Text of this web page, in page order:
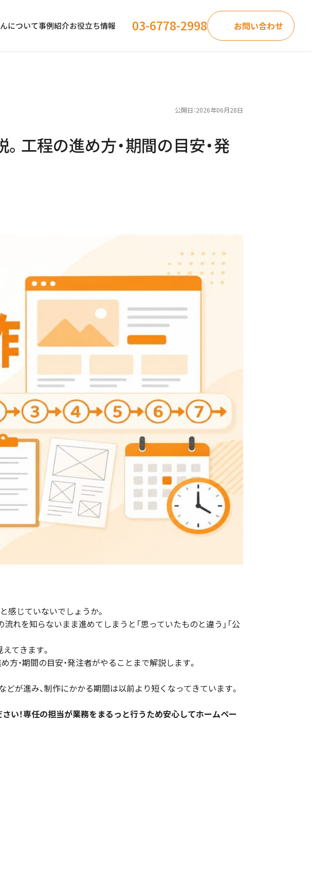
について事例紹介お役立ち情報 03-6778-2998 お問い合わせ
工程の進め方・期間の目安・発
公開日：2026年06月28日
感じていないでしょうか。
れを知らないまま進めてしまうと「思っていたものと違う」「公
てきます。
・期間の目安・発注者がやることまで解説します。
が進み、制作にかかる期間は以前より短くなってきています。
い！専任の担当が業務をまるっと行うため安心してホームペー